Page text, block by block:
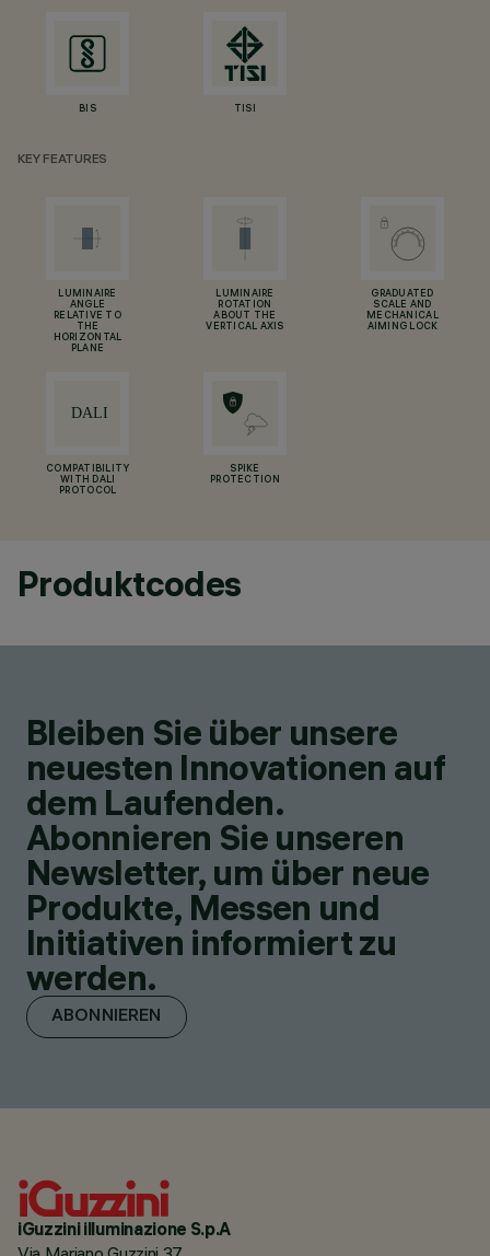
BIS TISI
KEY FEATURES
LUMINAIRE
ANGLE
RELATIVE TO
THE
HORIZONTAL
PLANE
LUMINAIRE
ROTATION
ABOUT THE
VERTICAL AXIS
GRADUATED
SCALE AND
MECHANICAL
AIMING LOCK
COMPATIBILITY
WITH DALI
PROTOCOL
SPIKE
PROTECTION
Produktcodes
Bleiben Sie über unsere
neuesten Innovationen auf
dem Laufenden.
Abonnieren Sie unseren
Newsletter, um über neue
Produkte, Messen und
Initiativen informiert zu
werden.
ABONNIEREN
iGuzzini illuminazione S.p.A